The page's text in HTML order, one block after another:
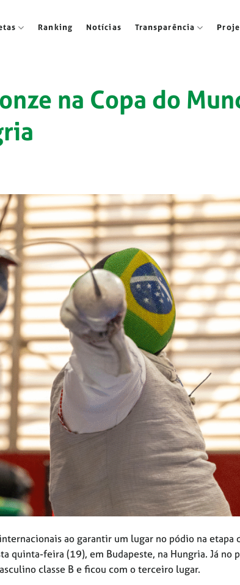
Ranking Notícias Transparência
na Copa do
ao garantir um lugar no pódio na etapa
quinta-feira (19), em Budapeste, na Hungria. Já no
classe B e ficou com o terceiro lugar.